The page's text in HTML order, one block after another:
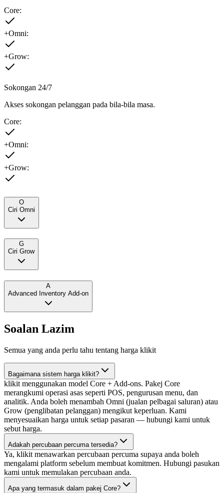
Core:
+Omni:
+Grow:
Sokongan 24/7
Akses sokongan pelanggan pada bila-bila masa.
Core:
+Omni:
+Grow:
O
Ciri Omni
G
Ciri Grow
A
Advanced Inventory Add-on
Soalan Lazim
Semua yang anda perlu tahu tentang harga klikit
Bagaimana sistem harga klikit?
klikit menggunakan model Core + Add-ons. Pakej Core
merangkumi operasi asas seperti POS, pengurusan menu, dan
analitik. Anda boleh menambah Omni (jualan pelbagai saluran) atau
Grow (penglibatan pelanggan) mengikut keperluan. Kami
menyesuaikan harga untuk setiap pasaran — hubungi kami untuk
sebut harga.
Adakah percubaan percuma tersedia?
Ya, klikit menawarkan percubaan percuma supaya anda boleh
mengalami platform sebelum membuat komitmen. Hubungi pasukan
kami untuk memulakan percubaan anda.
Apa yang termasuk dalam pakej Core?